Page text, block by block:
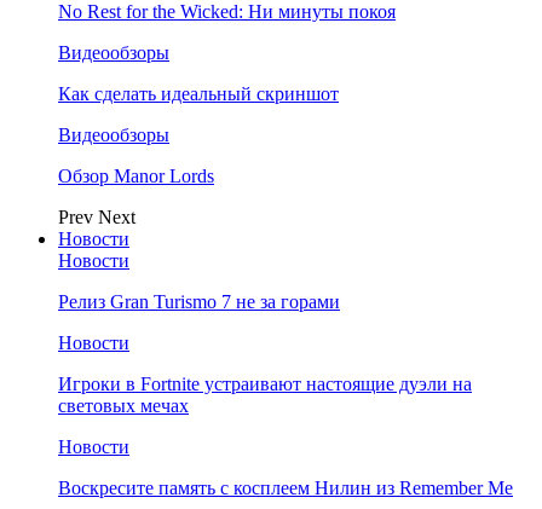
No Rest for the Wicked: Ни минуты покоя
Видеообзоры
Как сделать идеальный скриншот
Видеообзоры
Обзор Manor Lords
Prev Next
Новости
Новости
Релиз Gran Turismo 7 не за горами
Новости
Игроки в Fortnite устраивают настоящие дуэли на
световых мечах
Новости
Воскресите память с косплеем Нилин из Remember Me